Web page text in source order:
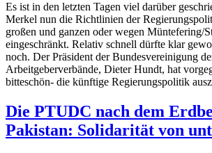
Es ist in den letzten Tagen viel darüber
Merkel nun die Richtlinien der
großen und ganzen oder wegen Müntefering/
eingeschränkt. Relativ schnell dürfte klar
noch. Der Präsident der Bundesvereinigung
Arbeitgeberverbände, Dieter Hundt, hat
bitteschön- die künftige Regierungspolitik
Die PTUDC nach dem
Pakistan: Solidarität von